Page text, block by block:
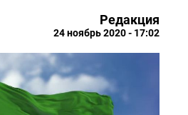
Редакция
24 ноябрь 2020 - 17:02